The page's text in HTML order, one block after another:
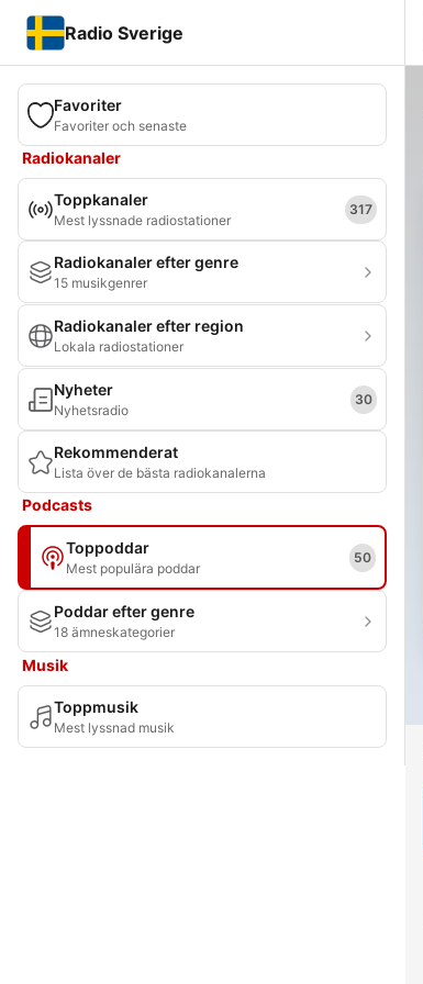
Radio Sverige
Favoriter
Favoriter och senaste
Radiokanaler
Toppkanaler
Mest lyssnade radiostationer
317
Radiokanaler efter genre
15 musikgenrer
Radiokanaler efter region
Lokala radiostationer
Nyheter
Nyhetsradio
30
Rekommenderat
Lista över de bästa radiokanalerna
Podcasts
Toppoddar
Mest populära poddar
50
Poddar efter genre
18 ämneskategorier
Musik
Toppmusik
Mest lyssnad musik